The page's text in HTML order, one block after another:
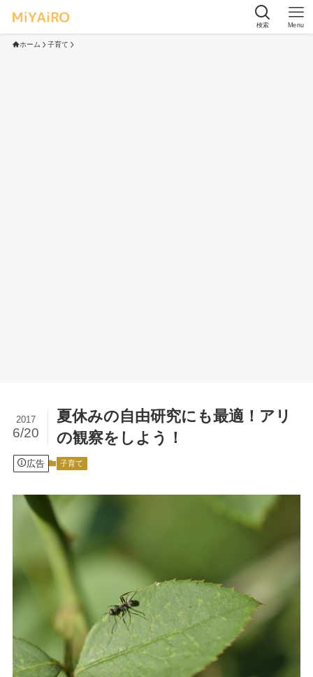
検索 Menu
ホーム 子育て
夏休みの自由研究にも最適！アリ
の観察をしよう！
2017
6/20
広告 子育て